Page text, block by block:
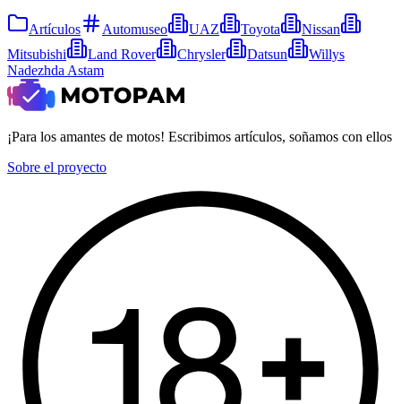
Artículos Automuseo UAZ Toyota
Nissan
Mitsubishi
Land Rover Chrysler Datsun
Willys
Nadezhda Astam
¡Para los amantes de motos! Escribimos artículos, soñamos con ellos
Sobre el proyecto